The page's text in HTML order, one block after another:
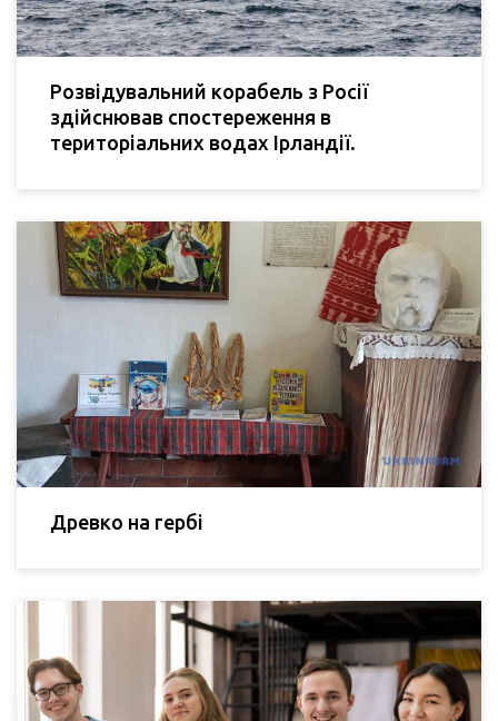
Розвідувальний корабель з Росії
здійснював спостереження в
територіальних водах Ірландії.
Древко на гербі